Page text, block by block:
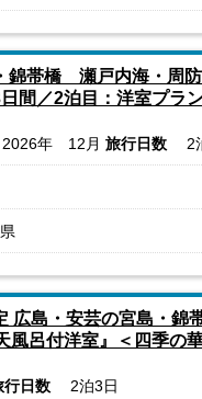
錦帯橋 瀬戸内海・周
間／2泊目：洋室プラ
年 12月 旅行日数 2
広島・安芸の宮島・
風呂付洋室』＜四季の
行日数 2泊3日